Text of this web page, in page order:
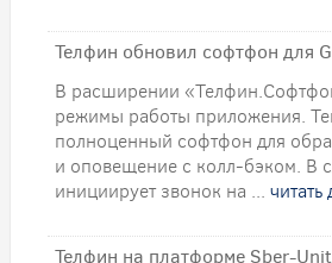
Телфин обновил софтфон для
В расширении
режимы работы приложения.
полноценный софтфон для
и оповещение с колл-бэком. В
инициирует звонок на ...
Телфин на платформе Sber-